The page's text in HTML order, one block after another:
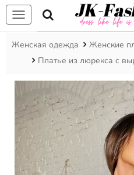
Меню
Женская одежда
Женские
Платье из люрекса с